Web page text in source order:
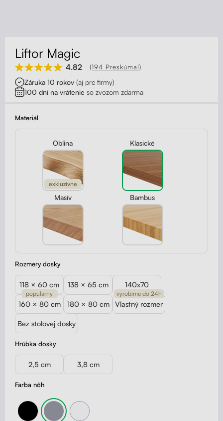
Stojany na monitor - Riser
Skrinky so zásuvkami a zásuvky
Akustické paravány
Opierky
Liftor Magic
4.82 (194 Preskúmal)
Záruka 10 rokov (aj pre firmy)
100 dní na vrátenie so zvozom zdarma
Materiál
Oblina
exkluzívne
Klasické
Masív Bambus
Farba nôh
Hrúbka dosky
2,5 cm 3,8 cm
Rozmery dosky
118 × 60 cm 138 × 65 cm 140x70
160 × 80 cm
populárny
180 × 80 cm Vlastný rozmer
vyrobíme do 24h
Bez stolovej dosky